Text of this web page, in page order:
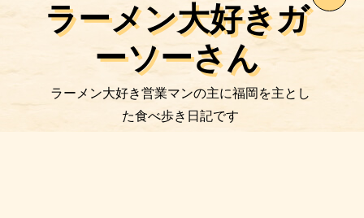
ラーメン大好きガ
ーソーさん
ラーメン大好き営業マンの主に福岡を主とし
た食べ歩き日記です